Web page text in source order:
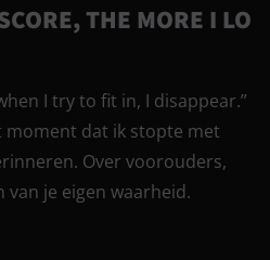
THE MORE I LO
I try to fit in, I disappear.”
moment dat ik stopte met
Over voorouders,
je eigen waarheid.